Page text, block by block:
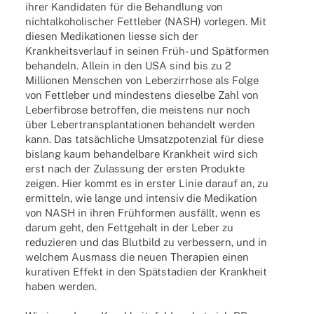
ihrer Kandi­da­ten für die Behand­lung von
nicht­al­ko­ho­li­scher Fett­le­ber (NASH) vorle­gen. Mit
diesen Medi­ka­tio­nen liesse sich der
Krank­heits­ver­lauf in seinen Früh- und Spätformen
behan­deln. Allein in den USA sind bis zu 2
Millio­nen Menschen von Leber­zir­rhose als Folge
von Fett­le­ber und mindes­tens dieselbe Zahl von
Leber­fi­brose betrof­fen, die meis­tens nur noch
über Leber­trans­plan­ta­tio­nen behan­delt werden
kann. Das tatsächliche Umsatz­po­ten­zial für diese
bislang kaum behan­del­bare Krank­heit wird sich
erst nach der Zulas­sung der ersten Produkte
zeigen. Hier kommt es in erster Linie darauf an, zu
ermit­teln, wie lange und inten­siv die Medi­ka­tion
von NASH in ihren Frühformen ausfällt, wenn es
darum geht, den Fett­ge­halt in der Leber zu
redu­zie­ren und das Blut­bild zu verbes­sern, und in
welchem Ausmass die neuen Thera­pien einen
kura­ti­ven Effekt in den Spätstadien der Krank­heit
haben werden.